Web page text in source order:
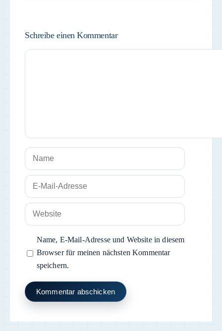
Schreibe einen Kommentar
Kommentar
Name
E-
Mail-
Adresse
Website
Name, E-Mail-Adresse und Website in diesem
Browser für meinen nächsten Kommentar
speichern.